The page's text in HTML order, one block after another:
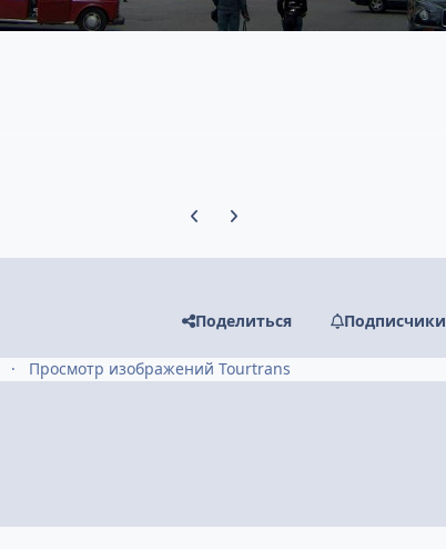
Предыдущий слайд карусели
Следующий слайд карусели
Поделиться Подписчики
Просмотр изображений Tourtrans